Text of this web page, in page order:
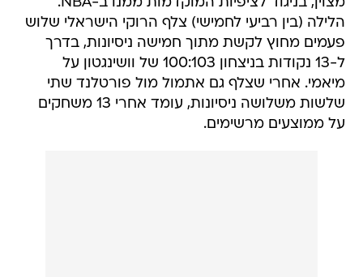
הלילה (בין רביעי לחמישי) צלף הרוקי הישראלי שלוש
פעמים מחוץ לקשת מתוך חמישה ניסיונות, בדרך
ל-13 נקודות בניצחון 100:103 של וושינגטון על
מיאמי. אחרי שצלף גם אתמול מול פורטלנד שתי
שלשות משלושה ניסיונות, עומד אחרי 13 משחקים
על ממוצעים מרשימים.